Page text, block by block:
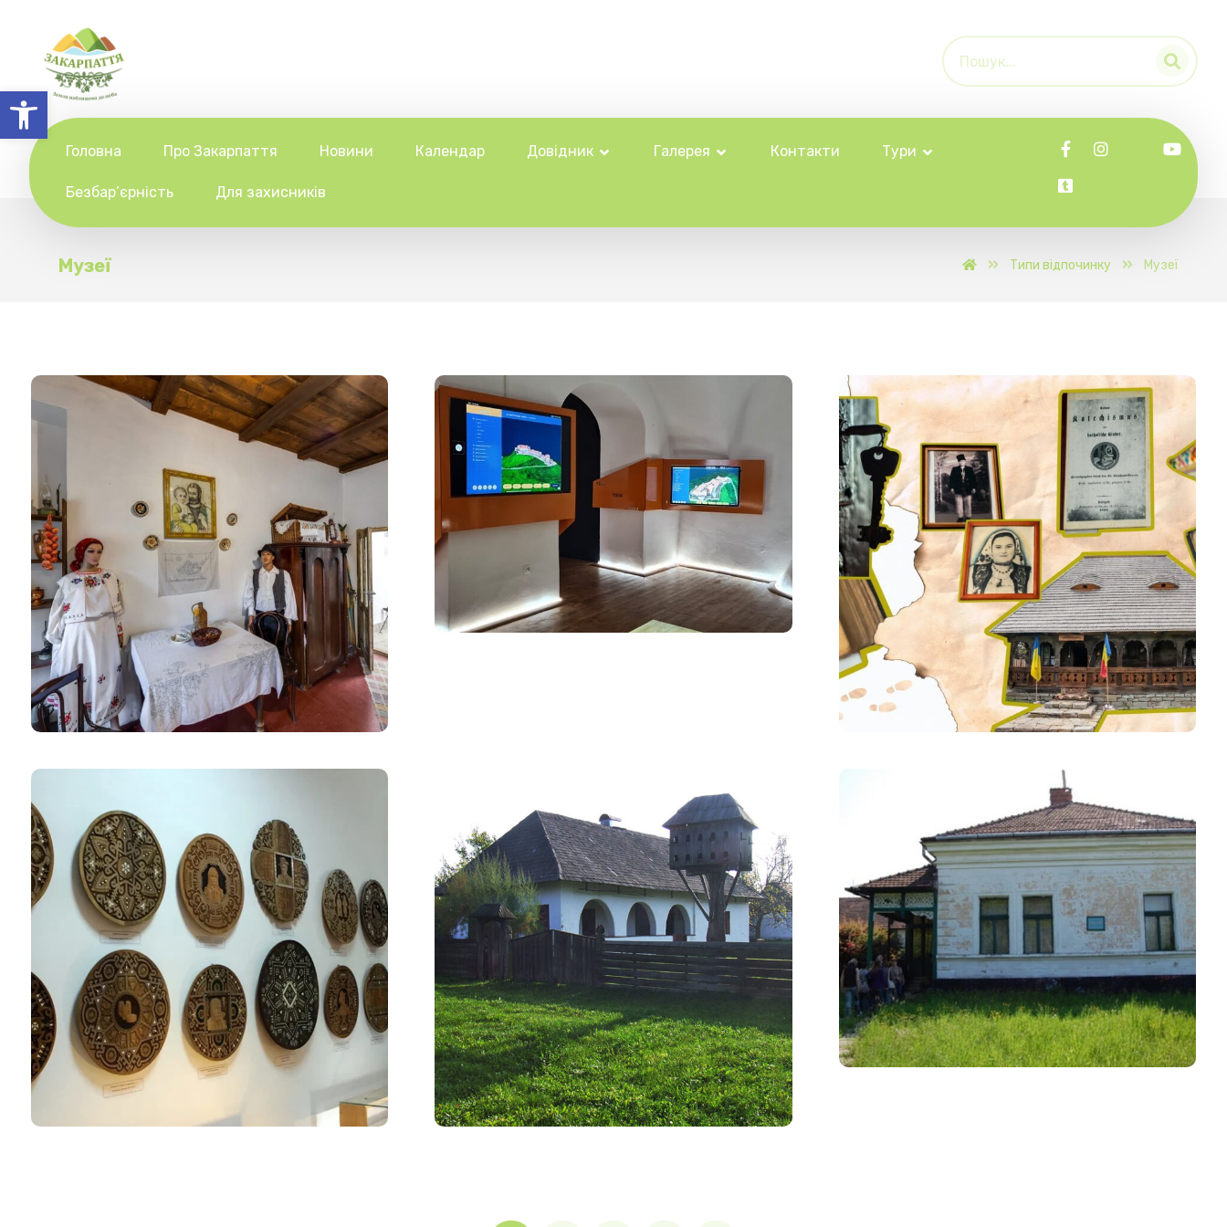
Відкрити Панель інструментів
Головна Про Закарпаття Новини Календар Довідник Галерея Контакти Тури
Безбар’єрність Для захисників
Музеї Типи відпочинку Музеї